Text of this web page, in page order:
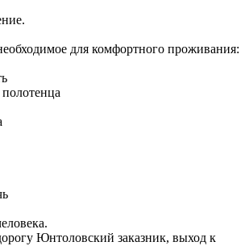
для комфортного проживания:
Юнтоловский заказник, выход к